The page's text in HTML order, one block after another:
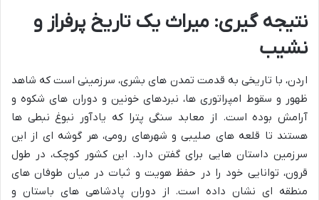
نتیجه گیری: میراث یک تاریخ پرفراز و
نشیب
اردن، با تاریخی به قدمت تمدن های بشری، سرزمینی است که شاهد
ظهور و سقوط امپراتوری ها، نبردهای خونین و دوران های شکوه و
آرامش بوده است. از معابد سنگی پترا که یادآور نبوغ نبطی ها
هستند تا قلعه های صلیبی و شهرهای رومی، هر گوشه ای از این
سرزمین داستان هایی برای گفتن دارد. این کشور کوچک، در طول
قرون، توانایی خود را در حفظ هویت و ثبات در میان طوفان های
منطقه ای نشان داده است. از دوران پادشاهی های باستان و